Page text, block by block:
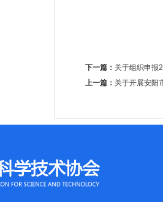
下一篇： 关于组织申报
上一篇： 关于开展安阳